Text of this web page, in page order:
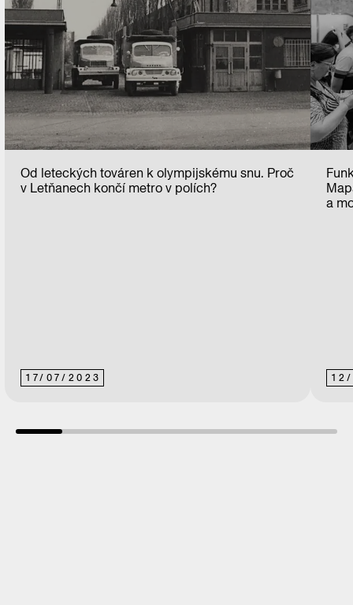
17/ 07/ 2023
Od leteckých továren k olympijskému snu. Proč
v Letňanech končí metro v polích?
12/
a